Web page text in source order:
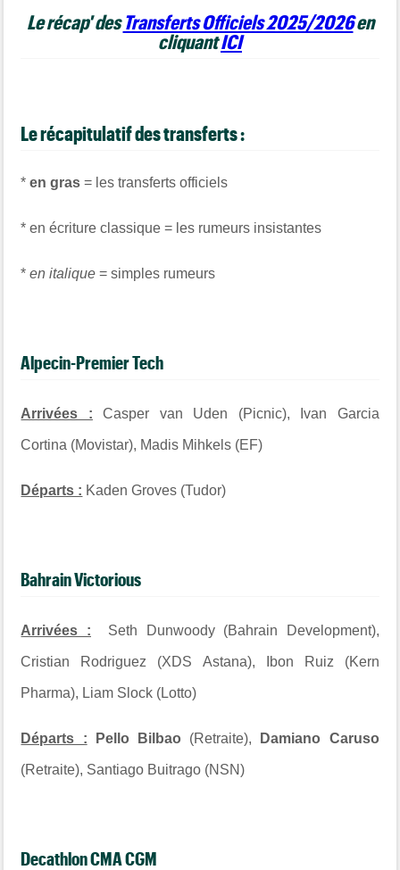
Le récap' desTransferts Officiels 2025/2026en
cliquantICI
Le récapitulatif des transferts :
*en gras= les transferts officiels
* en écriture classique = les rumeurs insistantes
*en italique = simples rumeurs
Alpecin-Premier Tech
Arrivées : Casper van Uden (Picnic), Ivan Garcia
Cortina (Movistar), Madis Mihkels (EF)
Départs : Kaden Groves (Tudor)
Bahrain Victorious
Arrivées : Seth Dunwoody (Bahrain Development),
Cristian Rodriguez (XDS Astana), Ibon Ruiz (Kern
Pharma), Liam Slock (Lotto)
Départs : Pello Bilbao (Retraite), Damiano Caruso
(Retraite), Santiago Buitrago (NSN)
Decathlon CMA CGM